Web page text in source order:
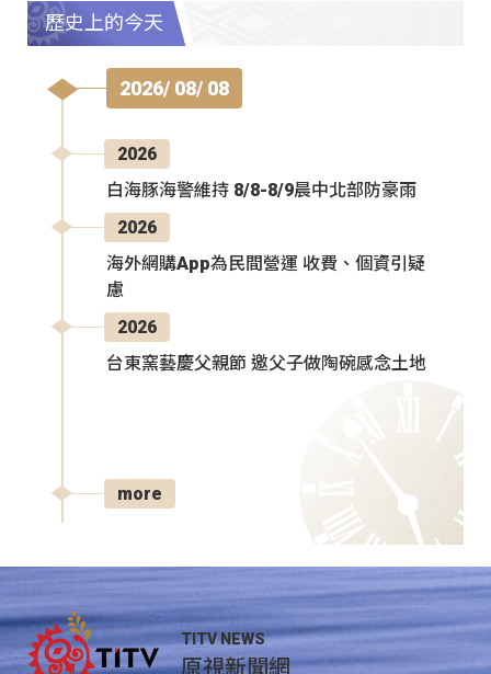
歷史上的今天
2026/ 08/ 08
2026
白海豚海警維持 8/8-8/9晨中北部防豪雨
2026
海外網購App為民間營運 收費、個資引疑
慮
2026
台東窯藝慶父親節 邀父子做陶碗感念土地
more
TITV NEWS
原視新聞網